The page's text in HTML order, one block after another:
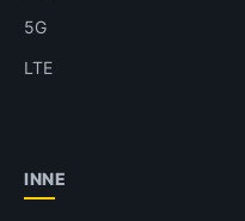
5G
LTE
INNE